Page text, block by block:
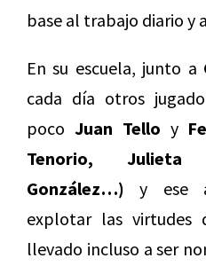
base al trabajo diario y
En su escuela, junto a
cada día otros
poco Juan Tello y
Tenorio, Julieta
González…) y ese
explotar las virtudes
llevado incluso a ser